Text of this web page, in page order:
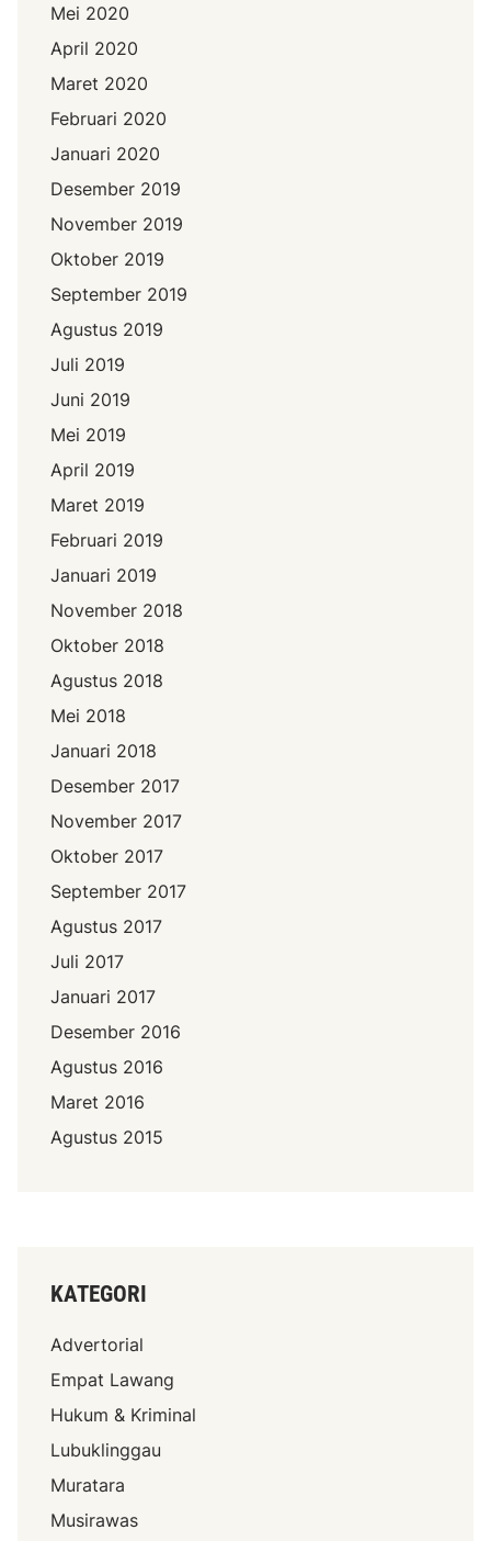
Mei 2020
April 2020
Maret 2020
Februari 2020
Januari 2020
Desember 2019
November 2019
Oktober 2019
September 2019
Agustus 2019
Juli 2019
Juni 2019
Mei 2019
April 2019
Maret 2019
Februari 2019
Januari 2019
November 2018
Oktober 2018
Agustus 2018
Mei 2018
Januari 2018
Desember 2017
November 2017
Oktober 2017
September 2017
Agustus 2017
Juli 2017
Januari 2017
Desember 2016
Agustus 2016
Maret 2016
Agustus 2015
KATEGORI
Advertorial
Empat Lawang
Hukum & Kriminal
Lubuklinggau
Muratara
Musirawas